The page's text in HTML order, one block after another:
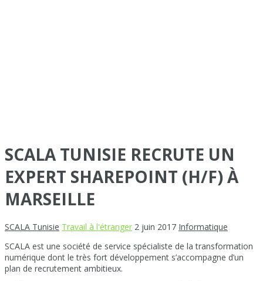
SCALA TUNISIE RECRUTE UN
EXPERT SHAREPOINT (H/F) À
MARSEILLE
SCALA Tunisie Travail à l'étranger 2 juin 2017 Informatique
SCALA est une société de service spécialiste de la transformation
numérique dont le très fort développement s’accompagne d’un
plan de recrutement ambitieux.